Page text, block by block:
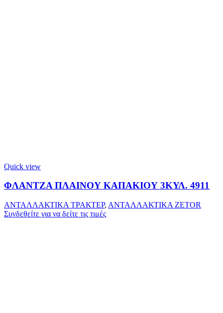
Quick view
ΦΛΑΝΤΖΑ ΠΛΑΙΝΟΥ ΚΑΠΑΚΙΟΥ 3ΚΥΛ. 4911
ΑΝΤΑΛΛΑΚΤΙΚΑ ΤΡΑΚΤΕΡ, ΑΝΤΑΛΛΑΚΤΙΚΑ ZETOR
Συνδεθείτε για να δείτε τις τιμές